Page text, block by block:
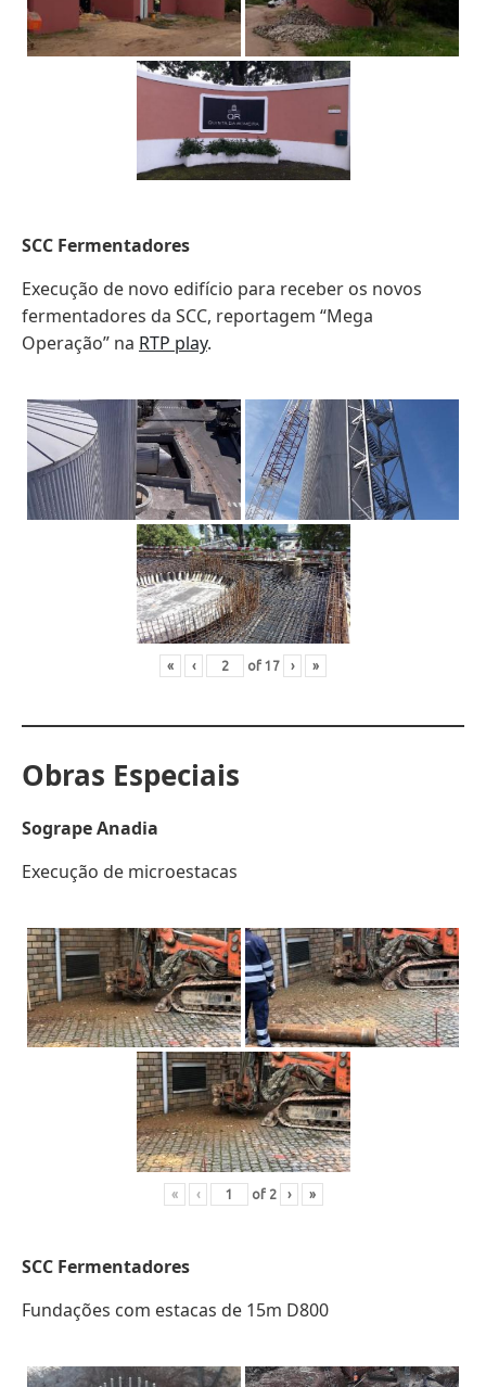
SCC Fermentadores
Execução de novo edifício para receber os novos
fermentadores da SCC, reportagem “Mega
Operação” na RTP play.
« ‹ of 17 › »
Obras Especiais
Sogrape Anadia
Execução de microestacas
« ‹ of 2 › »
SCC Fermentadores
Fundações com estacas de 15m D800